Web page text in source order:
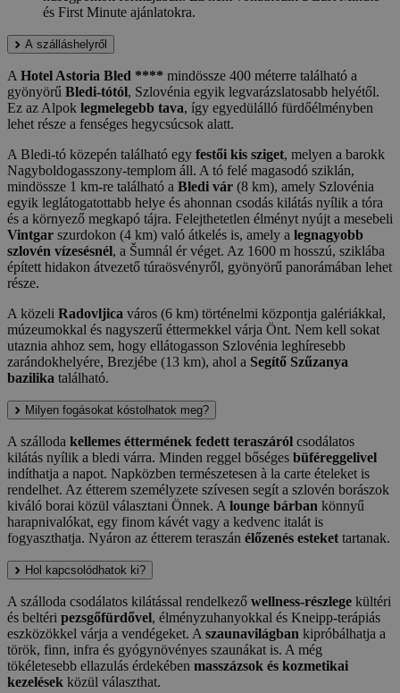
és First Minute ajánlatokra.
A szálláshelyről
A Hotel Astoria Bled **** mindössze 400 méterre található a
gyönyörű Bledi-tótól, Szlovénia egyik legvarázslatosabb helyétől.
Ez az Alpok legmelegebb tava, így egyedülálló fürdőélményben
lehet része a fenséges hegycsúcsok alatt.
A Bledi-tó közepén található egy festői kis sziget, melyen a barokk
Nagyboldogasszony-templom áll. A tó felé magasodó sziklán,
mindössze 1 km-re található a Bledi vár (8 km), amely Szlovénia
egyik leglátogatottabb helye és ahonnan csodás kilátás nyílik a tóra
és a környező megkapó tájra. Felejthetetlen élményt nyújt a mesebeli
Vintgar szurdokon (4 km) való átkelés is, amely a legnagyobb
szlovén vízesésnél, a Šumnál ér véget. Az 1600 m hosszú, sziklába
épített hidakon átvezető túraösvényről, gyönyörű panorámában lehet
része.
A közeli Radovljica város (6 km) történelmi központja galériákkal,
múzeumokkal és nagyszerű éttermekkel várja Önt. Nem kell sokat
utaznia ahhoz sem, hogy ellátogasson Szlovénia leghíresebb
zarándokhelyére, Brezjébe (13 km), ahol a Segítő Szűzanya
bazilika található.
Milyen fogásokat kóstolhatok meg?
A szálloda kellemes éttermének fedett teraszáról csodálatos
kilátás nyílik a bledi várra. Minden reggel bőséges büféreggelivel
indíthatja a napot. Napközben természetesen à la carte ételeket is
rendelhet. Az étterem személyzete szívesen segít a szlovén borászok
kiváló borai közül választani Önnek. A lounge bárban könnyű
harapnivalókat, egy finom kávét vagy a kedvenc italát is
fogyaszthatja. Nyáron az étterem teraszán élőzenés esteket tartanak.
Hol kapcsolódhatok ki?
A szálloda csodálatos kilátással rendelkező wellness-részlege kültéri
és beltéri pezsgőfürdővel, élményzuhanyokkal és Kneipp-terápiás
eszközökkel várja a vendégeket. A szaunavilágban kipróbálhatja a
török, finn, infra és gyógynövényes szaunákat is. A még
tökéletesebb ellazulás érdekében masszázsok és kozmetikai
kezelések közül választhat.